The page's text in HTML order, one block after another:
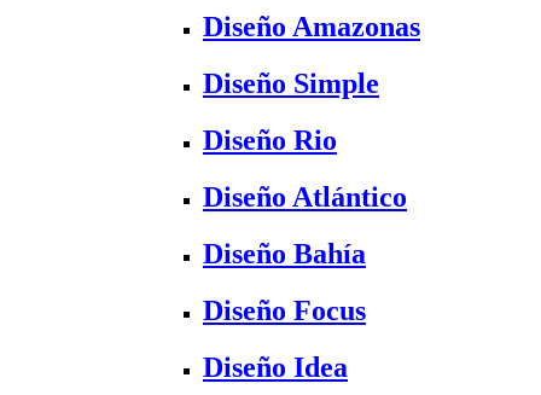
Diseño Amazonas
Diseño Simple
Diseño Rio
Diseño Atlántico
Diseño Bahía
Diseño Focus
Diseño Idea